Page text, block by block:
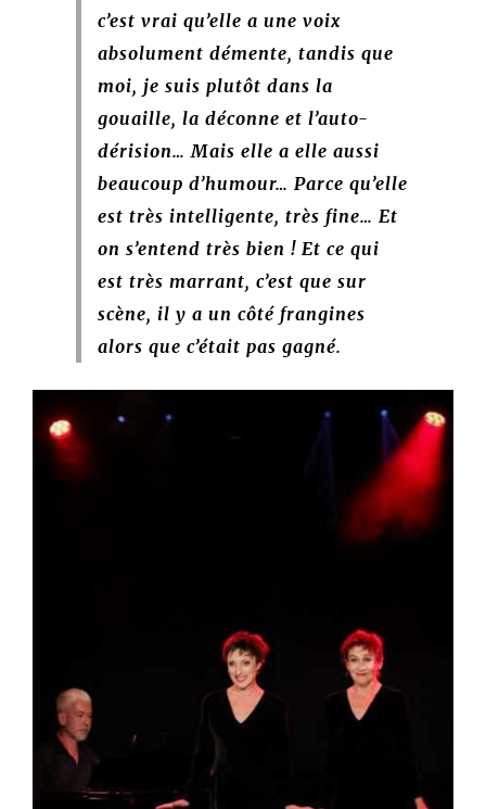
c’est vrai qu’elle a une voix
absolument démente, tandis que
moi, je suis plutôt dans la
gouaille, la déconne et l’auto-
dérision… Mais elle a elle aussi
beaucoup d’humour… Parce qu’elle
est très intelligente, très fine… Et
on s’entend très bien ! Et ce qui
est très marrant, c’est que sur
scène, il y a un côté frangines
alors que c’était pas gagné.